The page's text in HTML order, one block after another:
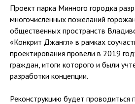
Проект парка Минного городка
многочисленных пожеланий
общественных пространств
«Конкрит Джангл» в рамках
проектирования провели в 2019
граждан, итоги которого и были
разработки концепции.
Реконструкцию будет проводиться